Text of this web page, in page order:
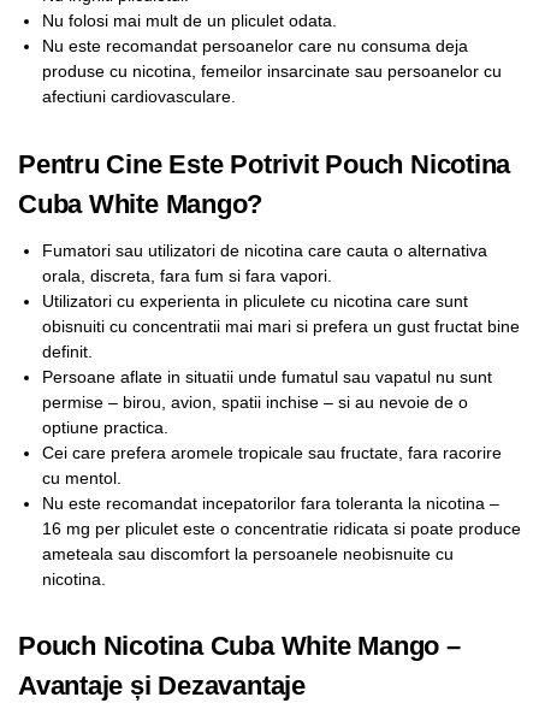
Nu folosi mai mult de un pliculet odata.
Nu este recomandat persoanelor care nu consuma deja
produse cu nicotina, femeilor insarcinate sau persoanelor cu
afectiuni cardiovasculare.
Pentru Cine Este Potrivit Pouch Nicotina
Cuba White Mango?
Fumatori sau utilizatori de nicotina care cauta o alternativa
orala, discreta, fara fum si fara vapori.
Utilizatori cu experienta in pliculete cu nicotina care sunt
obisnuiti cu concentratii mai mari si prefera un gust fructat bine
definit.
Persoane aflate in situatii unde fumatul sau vapatul nu sunt
permise – birou, avion, spatii inchise – si au nevoie de o
optiune practica.
Cei care prefera aromele tropicale sau fructate, fara racorire
cu mentol.
Nu este recomandat incepatorilor fara toleranta la nicotina –
16 mg per pliculet este o concentratie ridicata si poate produce
ameteala sau discomfort la persoanele neobisnuite cu
nicotina.
Pouch Nicotina Cuba White Mango –
Avantaje și Dezavantaje